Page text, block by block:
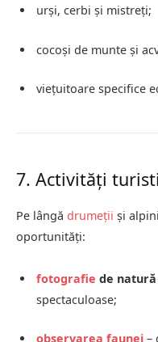
urși, cerbi și mistreți;
cocoși de munte și
viețuitoare specifice
7. Activități
Pe lângă drumeții și
oportunități:
fotografie de natură
spectaculoase;
observarea faunei –